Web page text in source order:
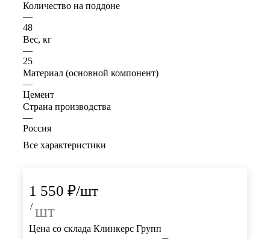
Количество на поддоне
—
48
Вес, кг
—
25
Материал (основной компонент)
—
Цемент
Страна производства
—
Россия
Все характеристики
1 550 ₽/шт
/ шт
Цена со склада Клинкерс Групп